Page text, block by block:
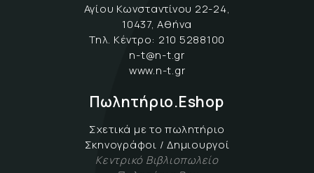
Αγίου Κωνσταντίνου 22-24,
10437, Αθήνα
Τηλ. Κέντρο: 210 5288100
n-t@n-t.gr
www.n-t.gr
Πωλητήριο.Eshop
Σχετικά με το πωλητήριο
Σκηνογράφοι / Δημιουργοί
Κεντρικό Βιβλιοπωλείο